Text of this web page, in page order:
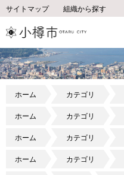
サイトマップ 組織から探す
ホーム カテゴリ
ホーム カテゴリ
ホーム カテゴリ
ホーム カテゴリ